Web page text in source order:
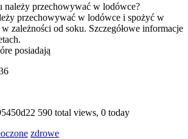
należy przechowywać w lodówce?
przechowywać w lodówce i spożyć w
zależności od soku. Szczegółowe informacje
posiadają
590 total views, 0 today
zdrowe